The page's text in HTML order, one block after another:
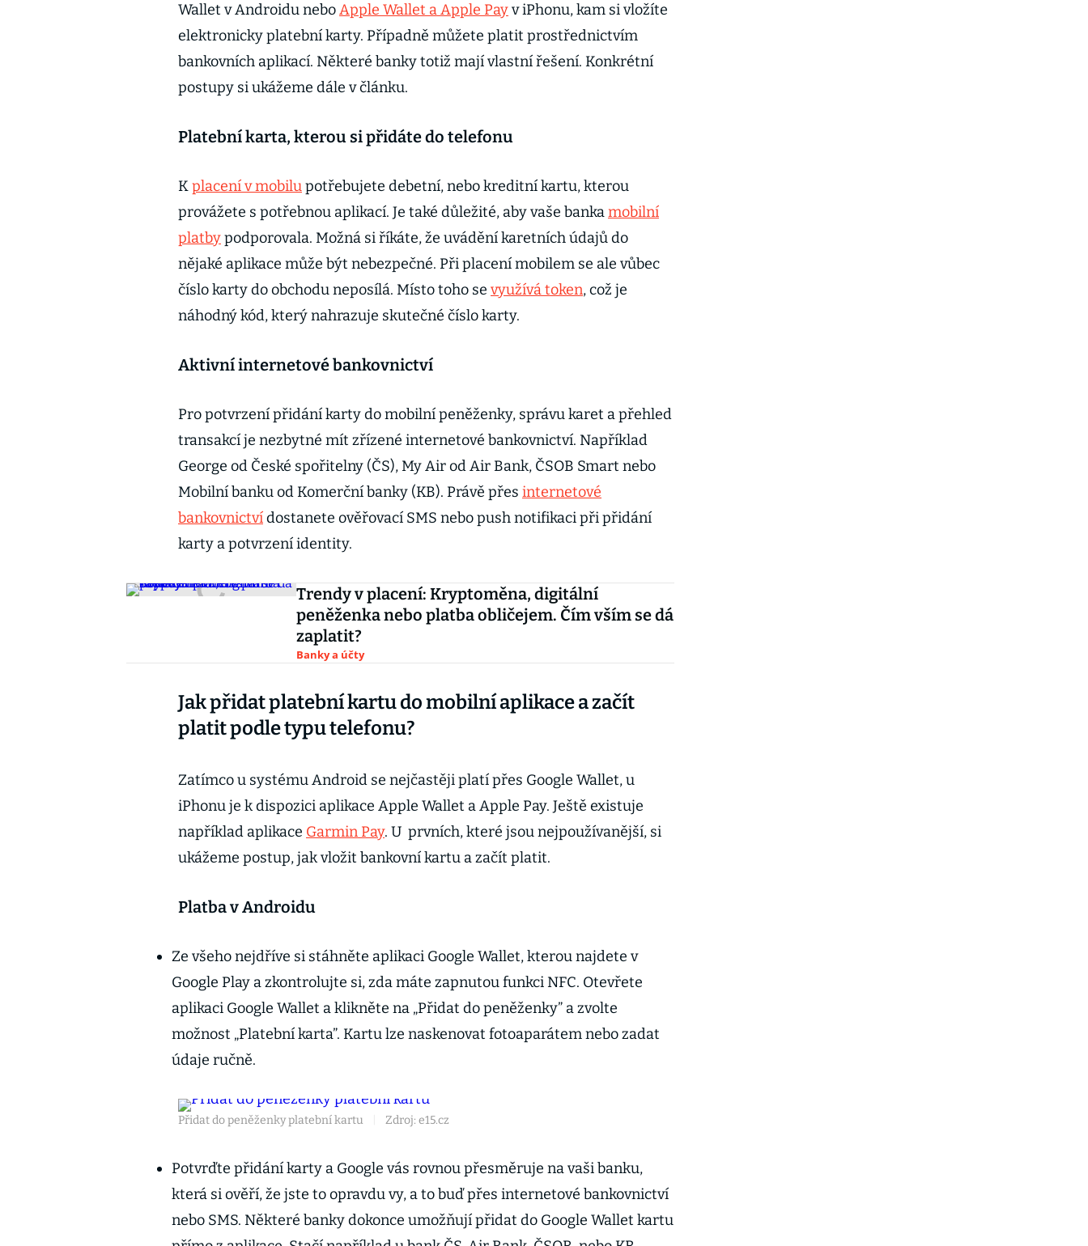
Wallet v Androidu neboApple Wallet a Apple Payv iPhonu, kam si vložíte
elektronicky platební karty. Případně můžete platit prostřednictvím
bankovních aplikací. Některé banky totiž mají vlastní řešení. Konkrétní
postupy si ukážeme dále v článku.
Platební karta, kterou si přidáte do telefonu
Kplacení v mobilupotřebujete debetní, nebo kreditní kartu, kterou
provážete s potřebnou aplikací. Je také důležité, aby vaše bankamobilní
platbypodporovala. Možná si říkáte, že uvádění karetních údajů do
nějaké aplikace může být nebezpečné. Při placení mobilem se ale vůbec
číslo karty do obchodu neposílá. Místo toho se využívá token, což je
náhodný kód, který nahrazuje skutečné číslo karty.
Aktivní internetové bankovnictví
Pro potvrzení přidání karty do mobilní peněženky, správu karet a přehled
transakcí je nezbytné mít zřízené internetové bankovnictví. Například
George od České spořitelny (ČS), My Air od Air Bank, ČSOB Smart nebo
Mobilní banku od Komerční banky (KB). Právě přes internetové
bankovnictvídostanete ověřovací SMS nebo push notifikaci při přidání
karty a potvrzení identity.
Trendy v placení: Kryptoměna, digitální
peněženka nebo platba obličejem. Čím vším se dá
zaplatit?
Banky a účty
Jak přidat platební kartu do mobilní aplikace a začít
platit podle typu telefonu?
Zatímco u systému Android se nejčastěji platí přes Google Wallet, u
iPhonu je k dispozici aplikace Apple Wallet a Apple Pay. Ještě existuje
například aplikace Garmin Pay. U prvních, které jsou nejpoužívanější, si
ukážeme postup, jak vložit bankovní kartu a začít platit.
Platba v Androidu
Ze všeho nejdříve si stáhněte aplikaci Google Wallet, kterou najdete v
Google Play a zkontrolujte si, zda máte zapnutou funkci NFC. Otevřete
aplikaci Google Wallet a klikněte na „Přidat do peněženky” a zvolte
možnost „Platební karta”. Kartu lze naskenovat fotoaparátem nebo zadat
údaje ručně.
Přidat do peněženky platební kartu Zdroj: e15.cz
Potvrďte přidání karty a Google vás rovnou přesměruje na vaši banku,
která si ověří, že jste to opravdu vy, a to buď přes internetové bankovnictví
nebo SMS. Některé banky dokonce umožňují přidat do Google Wallet kartu